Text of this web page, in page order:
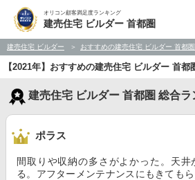
オリコン顧客満足度ランキング
建売住宅 ビルダー 首都圏
建売住宅 ビルダー おすすめの建売住宅 ビルダー 首都
【2021年】おすすめの建売住宅 ビルダー 首
建売住宅 ビルダー 首都圏 総合ラ
ポラス
間取りや収納の多さがよかった。天井
る。アフターメンテナンスにもきても